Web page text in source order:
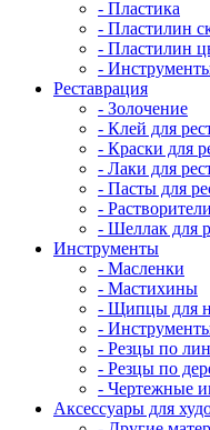
- Пластика
- Пластилин
- Пластилин
-
Реставрация
- Золочение
- Клей для
- Краски для
- Лаки для
- Пасты для
-
- Шеллак для
Инструменты
- Масленки
- Мастихины
- Щипцы для
-
- Резцы по
- Резцы по
- Чертежные
Аксессуары для